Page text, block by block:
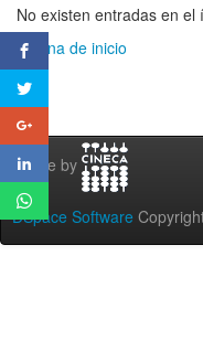
No existen entradas en el
Página de inicio
Theme by
DSpace Software